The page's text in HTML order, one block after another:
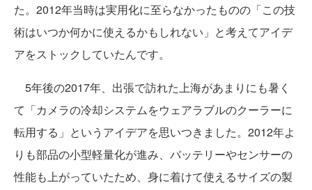
た。2012年当時は実用化に至らなかったものの「この技
術はいつか何かに使えるかもしれない」と考えてアイデ
アをストックしていたんです。
5年後の2017年、出張で訪れた上海があまりにも暑く
て「カメラの冷却システムをウェアラブルのクーラーに
転用する」というアイデアを思いつきました。2012年よ
りも部品の小型軽量化が進み、バッテリーやセンサーの
性能も上がっていたため、身に着けて使えるサイズの製